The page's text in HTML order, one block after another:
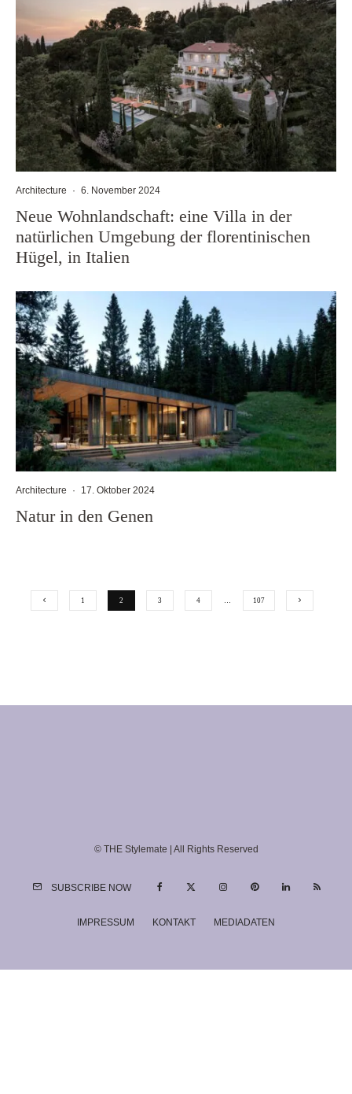
Architecture · 6. November 2024
Neue Wohnlandschaft: eine Villa in der
natürlichen Umgebung der florentinischen
Hügel, in Italien
Architecture · 17. Oktober 2024
Natur in den Genen
1 2 3 4 … 107
© THE Stylemate | All Rights Reserved
SUBSCRIBE NOW
IMPRESSUM KONTAKT MEDIADATEN